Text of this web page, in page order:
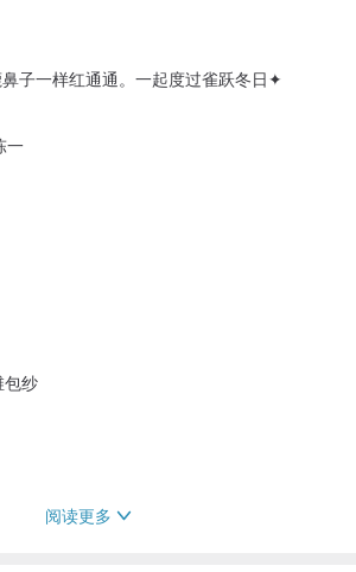
子一样红通通。一起度过雀跃冬日✦
一
包纱
阅读更多